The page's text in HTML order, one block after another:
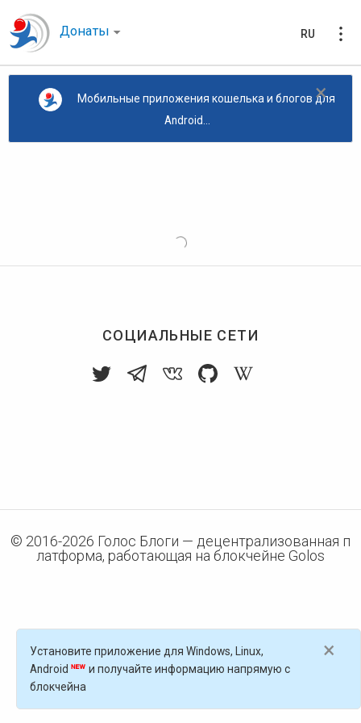
Донаты RU
×
Мобильные приложения кошелька и блогов для
Android...
СОЦИАЛЬНЫЕ СЕТИ
© 2016-2026 Голос Блоги — децентрализованная п
латформа, работающая на блокчейне Golos
×
Установите приложение для Windows, Linux,
Android
и получайте информацию напрямую с
блокчейна